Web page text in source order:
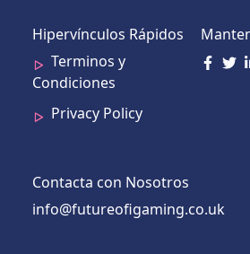
Hipervínculos Rápidos
Terminos y
Condiciones
Privacy Policy
Contacta con Nosotros
info@futureofigaming.co.uk